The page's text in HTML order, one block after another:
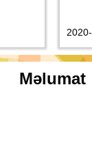
Məlumat